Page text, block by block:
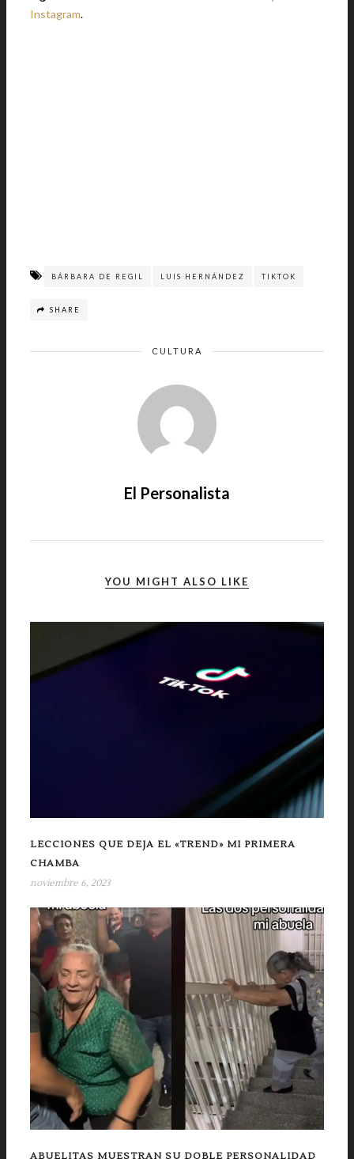
Instagram.
BÁRBARA DE REGIL LUIS HERNÁNDEZ TIKTOK
SHARE
CULTURA
El Personalista
YOU MIGHT ALSO LIKE
LECCIONES QUE DEJA EL «TREND» MI PRIMERA
CHAMBA
noviembre 6, 2023
ABUELITAS MUESTRAN SU DOBLE PERSONALIDAD